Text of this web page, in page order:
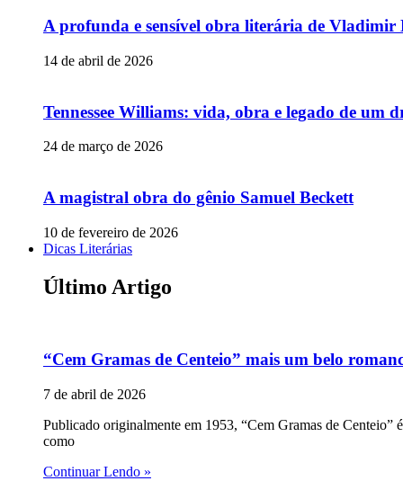
A profunda e sensível obra literária de Vladimir
14 de abril de 2026
Tennessee Williams: vida, obra e legado de um
24 de março de 2026
A magistral obra do gênio Samuel Beckett
10 de fevereiro de 2026
Dicas Literárias
Último Artigo
“Cem Gramas de Centeio” mais um belo
7 de abril de 2026
Publicado originalmente em 1953, “Cem Gramas de Centeio”
como
Continuar Lendo »